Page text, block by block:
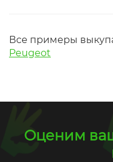
Все примеры
Peugeot
Оценим